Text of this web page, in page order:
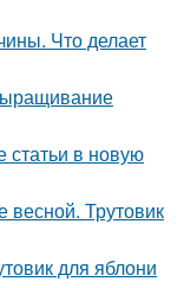
Что делает
статьи в новую
весной. Трутовик
для яблони